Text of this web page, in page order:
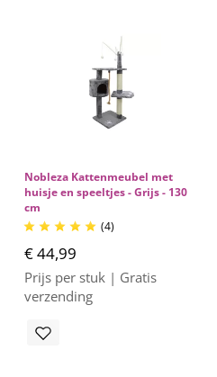
Nobleza Kattenmeubel met
huisje en speeltjes - Grijs - 130
cm
     (4)
€ 44,99
Prijs per stuk | Gratis
verzending